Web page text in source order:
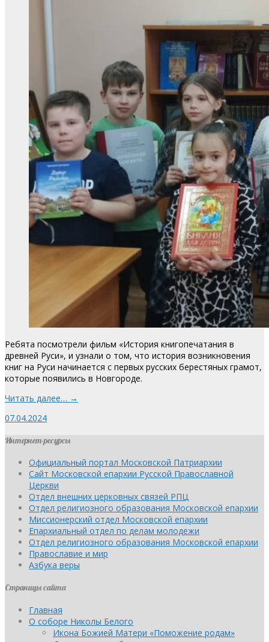
Ребята посмотрели фильм «История книгопечатания в
древней Руси», и узнали о том, что история возникновения
книг на Руси начинается с первых русских берестяных грамот,
которые появились в Новгороде.
Читать далее… →
07.04.2024
Интернет-ресурсы
Официальный портал Московской Патриархии
Сайт Московской епархии Русской Православной
Церкви
Отдел внешних церковных связей РПЦ
Отдел религиозного образования Московской епархии
Миссионерский отдел Московской епархии
Епархиальный отдел по делам молодежи
Отдел религиозного образования Московской епархии
Православие и мир
Азбука веры
Страницы сайта
Главная
О соборе Николы Белого
Икона Божией Матери «Поможение родам»